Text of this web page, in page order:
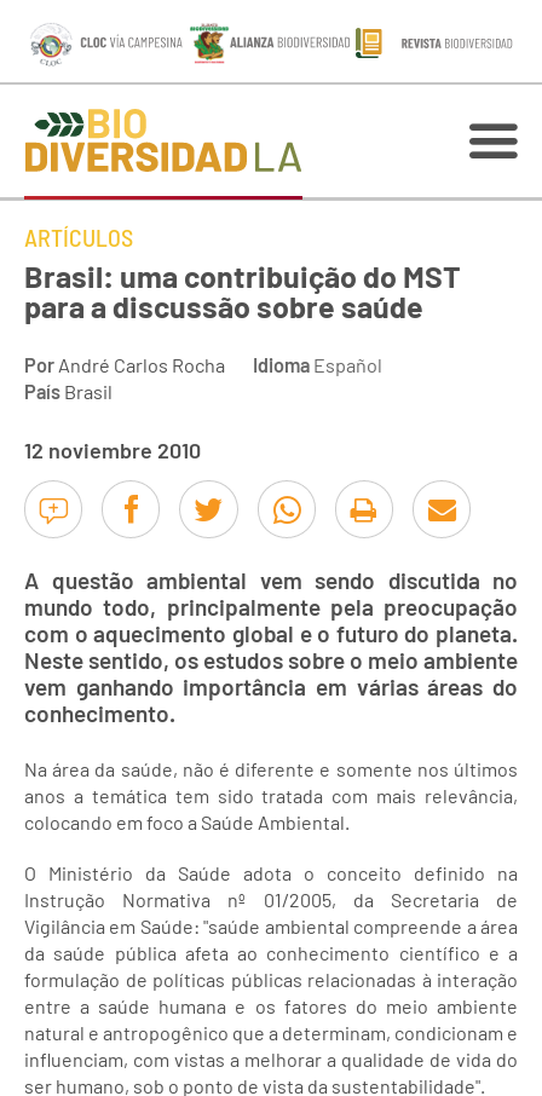
ARTÍCULOS
Brasil: uma contribuição do MST
para a discussão sobre saúde
Por André Carlos Rocha Idioma Español
País Brasil
12 noviembre 2010
A questão ambiental vem sendo discutida no
mundo todo, principalmente pela preocupação
com o aquecimento global e o futuro do planeta.
Neste sentido, os estudos sobre o meio ambiente
vem ganhando importância em várias áreas do
conhecimento.
Na área da saúde, não é diferente e somente nos últimos
anos a temática tem sido tratada com mais relevância,
colocando em foco a Saúde Ambiental.
O Ministério da Saúde adota o conceito definido na
Instrução Normativa nº 01/2005, da Secretaria de
Vigilância em Saúde: "saúde ambiental compreende a área
da saúde pública afeta ao conhecimento científico e a
formulação de políticas públicas relacionadas à interação
entre a saúde humana e os fatores do meio ambiente
natural e antropogênico que a determinam, condicionam e
influenciam, com vistas a melhorar a qualidade de vida do
ser humano, sob o ponto de vista da sustentabilidade".